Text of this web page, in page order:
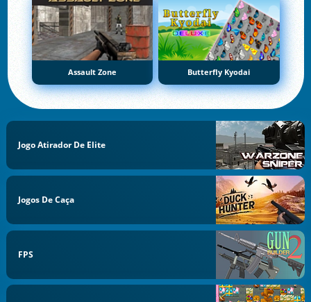
Assault Zone Butterfly Kyodai
Jogo Atirador De Elite
Jogos De Caça
FPS